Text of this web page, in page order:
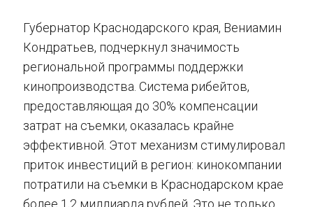
Губернатор Краснодарского края, Вениамин
Кондратьев, подчеркнул значимость
региональной программы поддержки
кинопроизводства. Система рибейтов,
предоставляющая до 30% компенсации
затрат на съемки, оказалась крайне
эффективной. Этот механизм стимулировал
приток инвестиций в регион: кинокомпании
потратили на съемки в Краснодарском крае
более 1,2 миллиарда рублей. Это не только